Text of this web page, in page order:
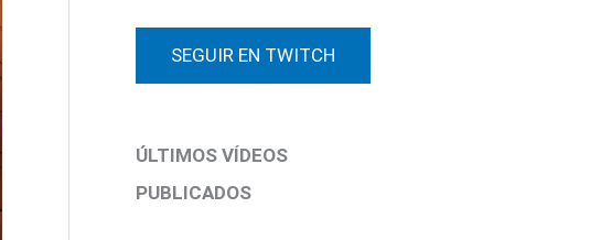
SEGUIR EN TWITCH
ÚLTIMOS VÍDEOS
PUBLICADOS